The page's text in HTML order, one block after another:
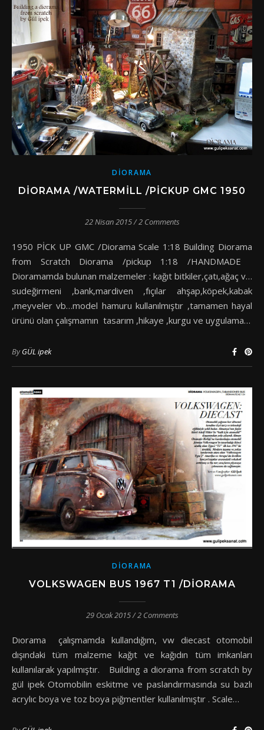
DIORAMA
DIORAMA /WATERMILL /PICKUP GMC 1950
22 Nisan 2015/2 Comments
1950 PİCK UP GMC /Diorama Scale 1:18 Building Diorama
from Scratch Diorama /pickup 1:18 /HANDMADE
Dioramamda bulunan malzemeler : kağıt bitkiler,çatı,ağaç v…
sudeğirmeni ,bank,mardiven ,fıçılar ahşap,köpek,kabak
,meyveler vb…model hamuru kullanılmıştır ,tamamen hayal
ürünü olan çalışmamın tasarım ,hikaye ,kurgu ve uygulama…
ByGÜL ipek
DIORAMA
VOLKSWAGEN BUS 1967 T1 /DIORAMA
29 Ocak 2015/2 Comments
Dıorama çalışmamda kullandığım, vw diecast otomobil
dışındaki tüm malzeme kağıt ve kağıdın tüm imkanları
kullanılarak yapılmıştır. Building a diorama from scratch by
gül ipek Otomobilin eskitme ve paslandırmasında su bazlı
acrylıc boya ve toz boya piğmentler kullanılmıştır . Scale…